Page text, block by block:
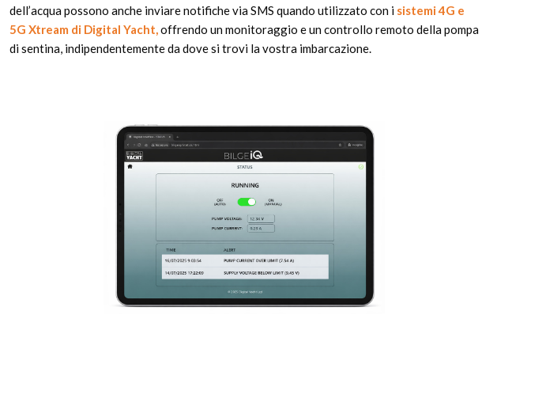
dell’acqua possono anche inviare notifiche via SMS quando utilizzato con i sistemi 4G e
5G Xtream di Digital Yacht,offrendo un monitoraggio e un controllo remoto della pompa
di sentina, indipendentemente da dove si trovi la vostra imbarcazione.